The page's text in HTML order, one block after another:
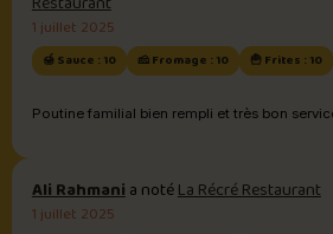
1 juillet 2025
🍯 Sauce : 10 🧀 Fromage : 10 🍟 Frites : 10
Ali Rahmania notéLa Récré Restaurant
1 juillet 2025